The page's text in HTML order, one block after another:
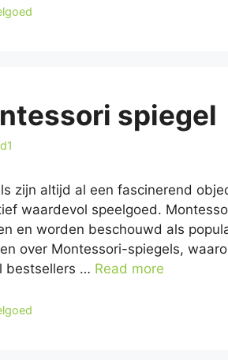
spiegel
zijn altijd al een fascinerend
waardevol speelgoed.
en worden beschouwd als
over Montessori-spiegels,
bestsellers … Read more